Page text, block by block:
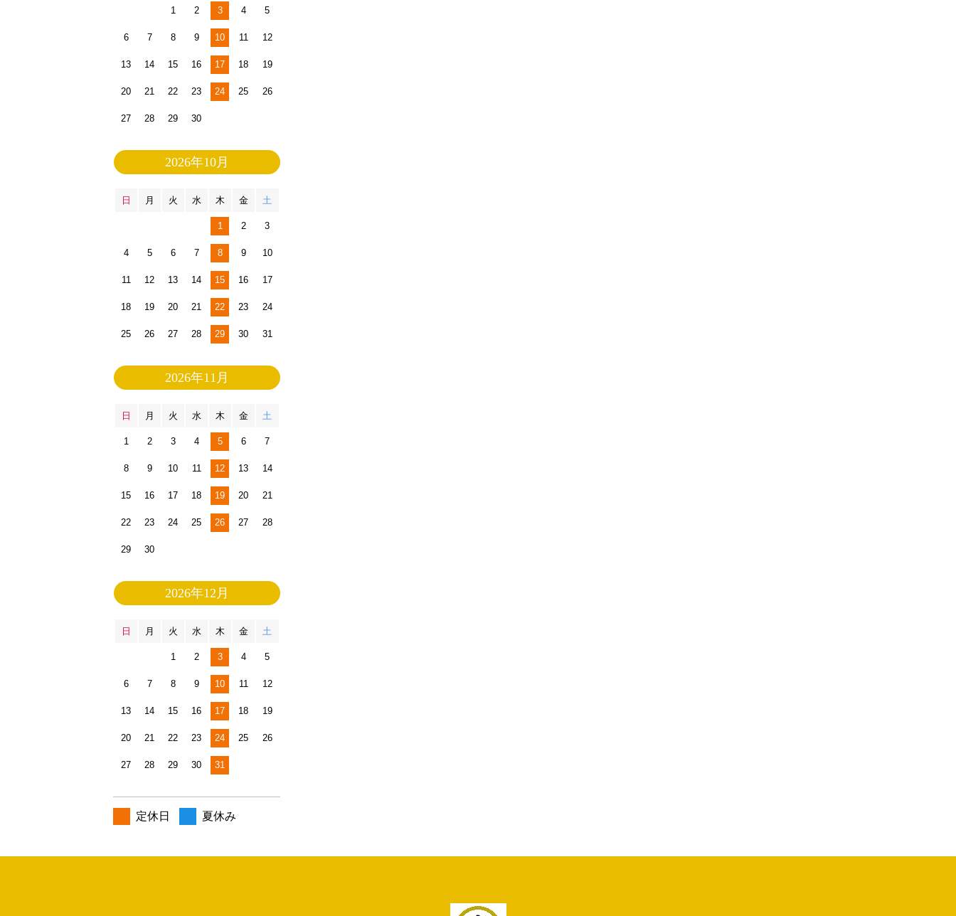
1 2 3 4 5
6 7 8 9 10 11 12
13 14 15 16 17 18 19
20 21 22 23 24 25 26
27 28 29 30
2026年10月
日 月 火 水 木 金 土
1 2 3
4 5 6 7 8 9 10
11 12 13 14 15 16 17
18 19 20 21 22 23 24
25 26 27 28 29 30 31
2026年11月
日 月 火 水 木 金 土
1 2 3 4 5 6 7
8 9 10 11 12 13 14
15 16 17 18 19 20 21
22 23 24 25 26 27 28
29 30
2026年12月
日 月 火 水 木 金 土
1 2 3 4 5
6 7 8 9 10 11 12
13 14 15 16 17 18 19
20 21 22 23 24 25 26
27 28 29 30 31
定休日 夏休み